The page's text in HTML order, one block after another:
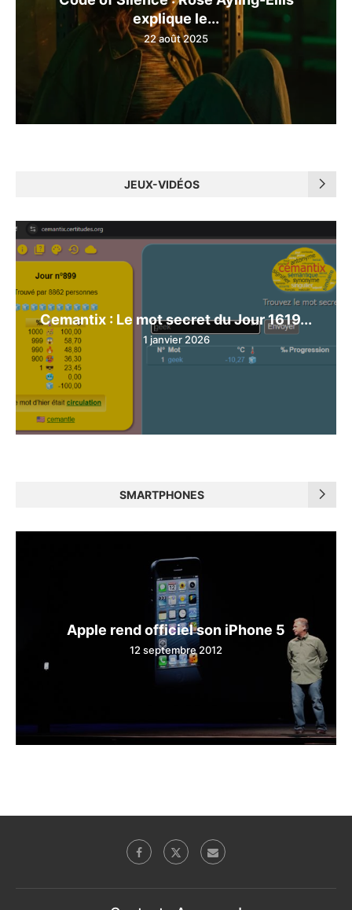
explique le...
22 août 2025
JEUX-VIDÉOS
Cemantix : Le mot secret du Jour 1619...
1 janvier 2026
SMARTPHONES
Apple rend officiel son iPhone 5
12 septembre 2012